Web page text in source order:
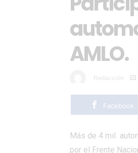
AMLO.
Redacción
Facebook
Más de 4 mil
por el Frente